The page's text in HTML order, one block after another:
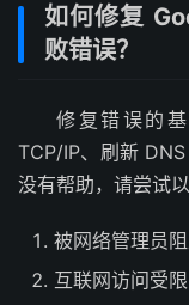
如何修复
败错误？
修复错误的
TCP/IP、刷新
没有帮助，请尝试
被网络管理员
互联网访问受限